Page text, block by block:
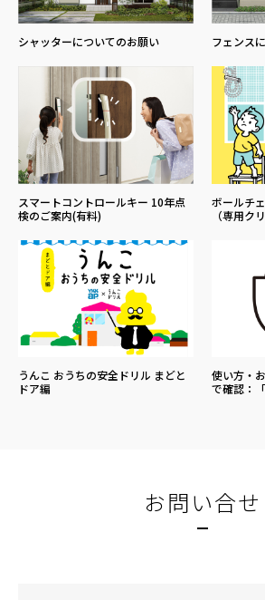
シャッターについてのお願い フェンス
スマートコントロールキー 10年点
検のご案内(有料)
ボールチ
（専用ク
うんこ おうちの安全ドリル まどと
ドア編
使い方・
で確認：
お問い合せ